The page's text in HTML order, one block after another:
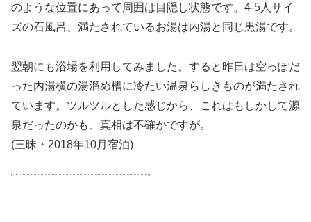
のような位置にあって周囲は目隠し状態です。4-5人サイ
ズの石風呂、満たされているお湯は内湯と同じ黒湯です。
翌朝にも浴場を利用してみました。すると昨日は空っぽだ
った内湯横の湯溜め槽に冷たい温泉らしきものが満たされ
ています。ツルツルとした感じから、これはもしかして源
泉だったのかも、真相は不確かですが。
(三昧・2018年10月宿泊)